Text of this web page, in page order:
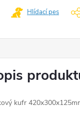
Hlídací pes
kufr